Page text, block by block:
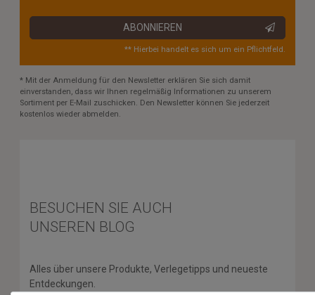
ABONNIEREN
** Hierbei handelt es sich um ein Pflichtfeld.
* Mit der Anmeldung für den Newsletter erklären Sie sich damit
einverstanden, dass wir Ihnen regelmäßig Informationen zu unserem
Sortiment per E-Mail zuschicken. Den Newsletter können Sie jederzeit
kostenlos wieder abmelden.
BESUCHEN SIE AUCH
UNSEREN BLOG
Alles über unsere Produkte, Verlegetipps und neueste
Entdeckungen.